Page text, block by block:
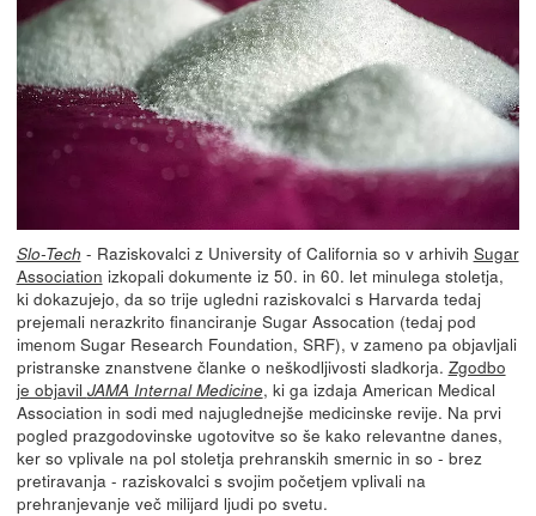
Slo-Tech - Raziskovalci z University of California so v arhivih Sugar
Association izkopali dokumente iz 50. in 60. let minulega stoletja,
ki dokazujejo, da so trije ugledni raziskovalci s Harvarda tedaj
prejemali nerazkrito financiranje Sugar Assocation (tedaj pod
imenom Sugar Research Foundation, SRF), v zameno pa objavljali
pristranske znanstvene članke o neškodljivosti sladkorja. Zgodbo
je objavil JAMA Internal Medicine, ki ga izdaja American Medical
Association in sodi med najuglednejše medicinske revije. Na prvi
pogled prazgodovinske ugotovitve so še kako relevantne danes,
ker so vplivale na pol stoletja prehranskih smernic in so - brez
pretiravanja - raziskovalci s svojim početjem vplivali na
prehranjevanje več milijard ljudi po svetu.